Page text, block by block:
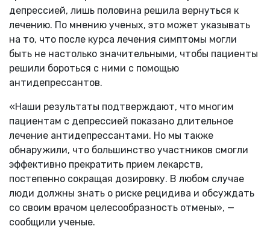
депрессией, лишь половина решила вернуться к
лечению. По мнению ученых, это может указывать
на то, что после курса лечения симптомы могли
быть не настолько значительными, чтобы пациенты
решили бороться с ними с помощью
антидепрессантов.
«Наши результаты подтверждают, что многим
пациентам с депрессией показано длительное
лечение антидепрессантами. Но мы также
обнаружили, что большинство участников смогли
эффективно прекратить прием лекарств,
постепенно сокращая дозировку. В любом случае
люди должны знать о риске рецидива и обсуждать
со своим врачом целесообразность отмены», —
сообщили ученые.